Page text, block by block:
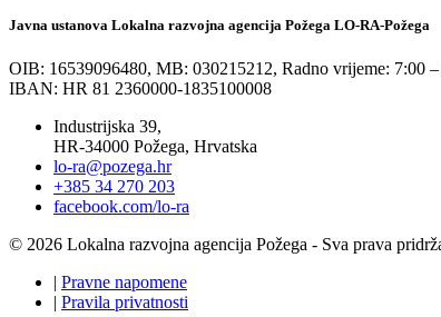
Javna ustanova Lokalna razvojna agencija Požega LO-RA-Požega
OIB: 16539096480, MB: 030215212, Radno vrijeme: 7:00
IBAN: HR 81 2360000-1835100008
Industrijska 39,
HR-34000 Požega, Hrvatska
lo-ra@pozega.hr
+385 34 270 203
facebook.com/lo-ra
© 2026 Lokalna razvojna agencija Požega - Sva prava
| Pravne napomene
| Pravila privatnosti